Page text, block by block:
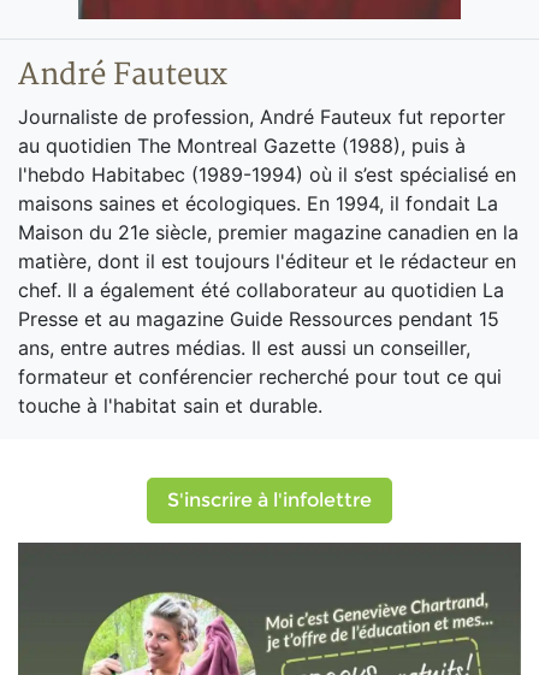
André Fauteux
Journaliste de profession, André Fauteux fut reporter
au quotidien The Montreal Gazette (1988), puis à
l'hebdo Habitabec (1989-1994) où il s’est spécialisé en
maisons saines et écologiques. En 1994, il fondait La
Maison du 21e siècle, premier magazine canadien en la
matière, dont il est toujours l'éditeur et le rédacteur en
chef. Il a également été collaborateur au quotidien La
Presse et au magazine Guide Ressources pendant 15
ans, entre autres médias. Il est aussi un conseiller,
formateur et conférencier recherché pour tout ce qui
touche à l'habitat sain et durable.
S'inscrire à l'infolettre